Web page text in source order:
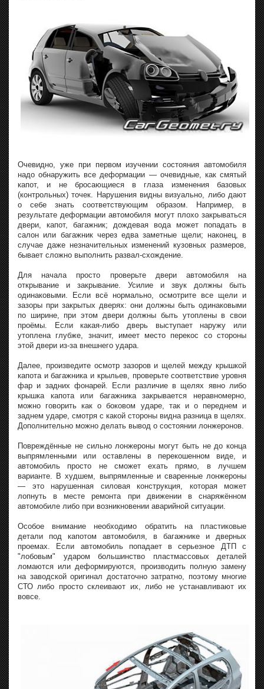
Очевидно, уже при первом изучении состояния автомобиля
надо обнаружить все деформации — очевидные, как смятый
капот, и не бросающиеся в глаза изменения базовых
(контрольных) точек. Нарушения видны визуально, либо дают
о себе знать соответствующим образом. Например, в
результате деформации автомобиля могут плохо закрываться
двери, капот, багажник; дождевая вода может попадать в
салон или багажник через едва заметные щели; наконец, в
случае даже незначительных изменений кузовных размеров,
бывает сложно выполнить развал-схождение.
Для начала просто проверьте двери автомобиля на
открывание и закрывание. Усилие и звук должны быть
одинаковыми. Если всё нормально, осмотрите все щели и
зазоры при закрытых дверях: они должны быть одинаковыми
по ширине, при этом двери должны быть утоплены в свои
проёмы. Если какая-либо дверь выступает наружу или
утоплена глубже, значит, имеет место перекос со стороны
этой двери из-за внешнего удара.
Далее, произведите осмотр зазоров и щелей между крышкой
капота и багажника и крыльев, проверьте соответствие уровня
фар и задних фонарей. Если различие в щелях явно либо
крышка капота или багажника закрывается неравномерно,
можно говорить как о боковом ударе, так и о переднем и
заднем ударе, смотря с какой стороны видна разница в щелях.
Дополнительно можно делать вывод о состоянии лонжеронов.
Повреждённые не сильно лонжероны могут быть не до конца
выпрямленными или оставлены в перекошенном виде, и
автомобиль просто не сможет ехать прямо, в лучшем
варианте. В худшем, выпрямленные и сваренные лонжероны
— это нарушенная силовая конструкция, которая может
лопнуть в месте ремонта при движении в снаряжённом
автомобиле либо при возникновении аварийной ситуации.
Особое внимание необходимо обратить на пластиковые
детали под капотом автомобиля, в багажнике и дверных
проемах. Если автомобиль попадает в серьезное ДТП с
"лобовым" ударом большинство пластмассовых деталей
ломаются или деформируются, производить полную замену
на заводской оригинал достаточно затратно, поэтому многие
СТО либо просто склеивают их, либо не устанавливают их
вовсе.